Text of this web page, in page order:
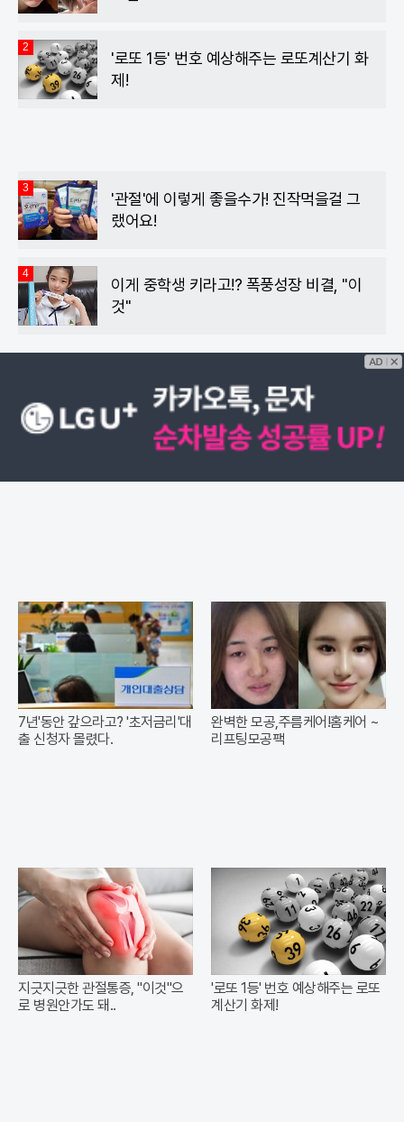
2
'로또 1등' 번호 예상해주는 로또계산기 화
제!
3
'관절'에 이렇게 좋을수가! 진작먹을걸 그
랬어요!
4
이게 중학생 키라고!? 폭풍성장 비결, "이
것"
7년'동안 갚으라고? '초저금리'대
출 신청자 몰렸다.
완벽한 모공,주름케어!홈케어 ~
리프팅모공팩
지긋지긋한 관절통증, "이것"으
로 병원안가도 돼..
'로또 1등' 번호 예상해주는 로또
계산기 화제!